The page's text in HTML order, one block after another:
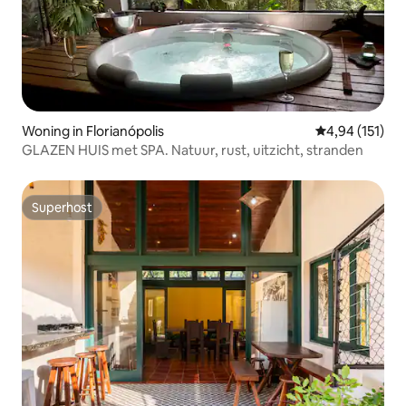
Woning in Florianópolis Gemiddelde
4,94 (151)
GLAZEN HUIS met SPA. Natuur, rust, uitzicht, stranden
Superhost
Superhost